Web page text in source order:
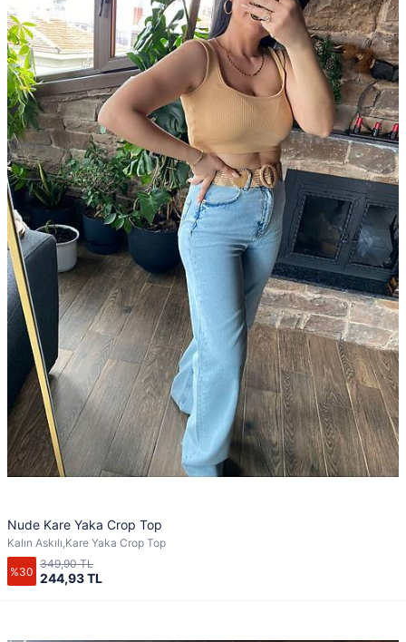
Nude Kare Yaka Crop Top
Kalın Askılı,Kare Yaka Crop Top
%30 244,93 TL
349,90 TL